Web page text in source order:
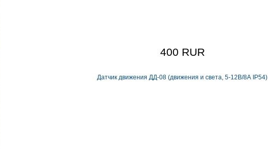
400 RUR
Датчик движения ДД-08 (движения и света, 5-12В/8А IP54)